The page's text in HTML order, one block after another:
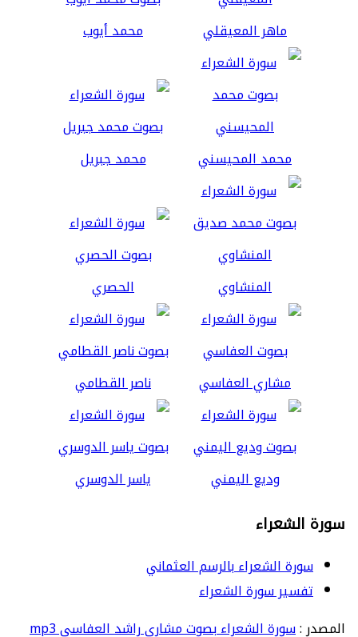
ماهر المعيقلي محمد أيوب
محمد المحيسني محمد جبريل
المنشاوي الحصري
مشاري العفاسي ناصر القطامي
وديع اليمني ياسر الدوسري
سورة الشعراء
سورة الشعراء بالرسم العثماني
تفسير سورة الشعراء
المصدر :سورة الشعراء بصوت مشاري راشد العفاسي mp3